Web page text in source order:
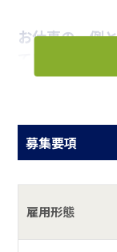
お仕事の一例
管理を通
す。
何をしてい
募集要項
雇用形態